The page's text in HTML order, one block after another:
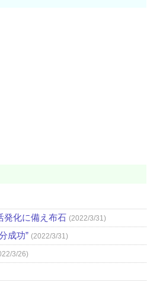
発化に備え布石 (2022/3/31)
成功” (2022/3/31)
3/26)